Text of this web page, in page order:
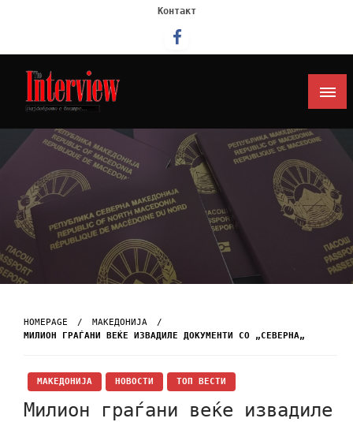
Контакт
Интервју
HOMEPAGE
МАКЕДОНИЈА
МИЛИОН ГРАЃАНИ ВЕЌЕ ИЗВАДИЛЕ ДОКУМЕНТИ СО „СЕВЕРНА„
МАКЕДОНИЈА НОВОСТИ ТОП ВЕСТИ
Милион граѓани веќе извадиле